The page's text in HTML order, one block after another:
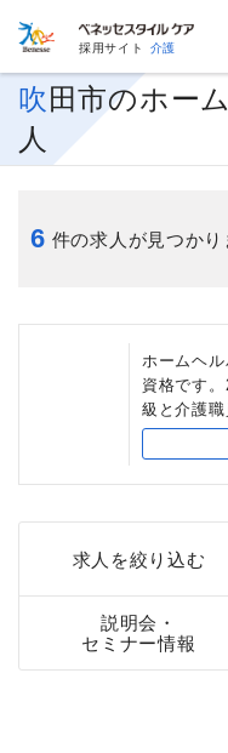
採用サイト 介護
吹田市のホームヘルパー1級の介護求
人
6 件の求人が見つかり
ホームヘ
資格です
級と介護
実務者研
有者は、
されます。
求人を絞り込む
説明会・
セミナー情報